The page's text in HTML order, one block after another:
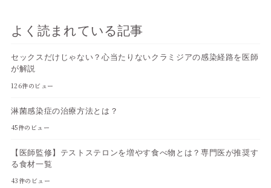
よく読まれている記事
セックスだけじゃない？心当たりないクラミジアの感染経路を医師
が解説
126件のビュー
淋菌感染症の治療方法とは？
45件のビュー
【医師監修】テストステロンを増やす食べ物とは？専門医が推奨す
る食材一覧
43件のビュー